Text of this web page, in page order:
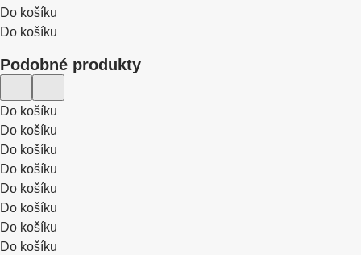
Do košíku
Do košíku
Podobné produkty
Do košíku
Do košíku
Do košíku
Do košíku
Do košíku
Do košíku
Do košíku
Do košíku